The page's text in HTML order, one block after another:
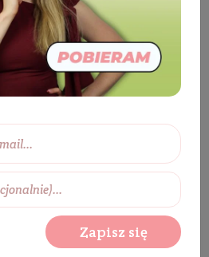
z witaminą C
Serum do twarzy z
witaminą C
Zapisz się